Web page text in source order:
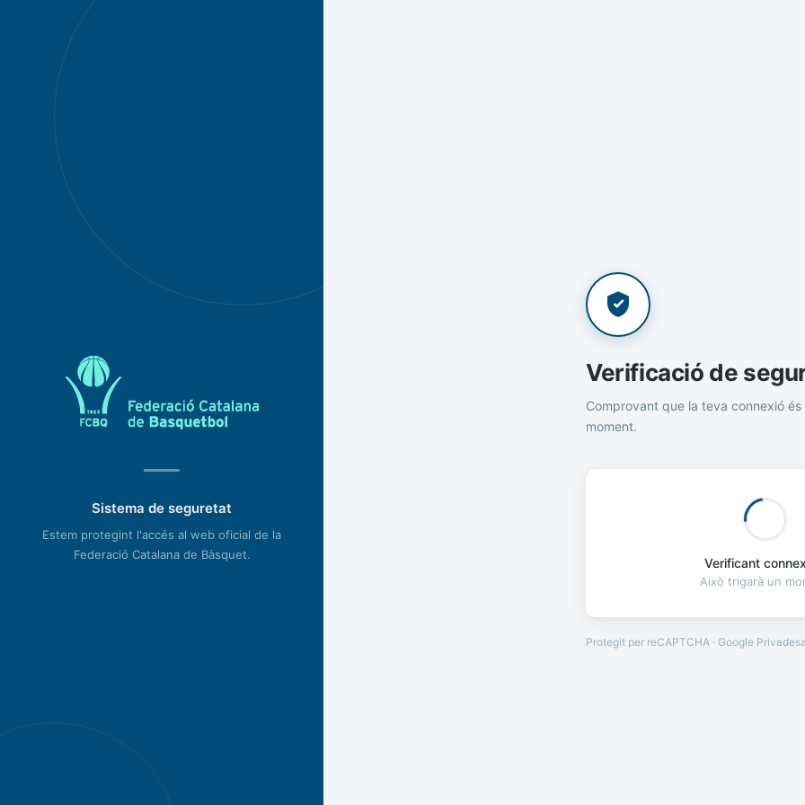
Sistema de seguretat
Estem protegint l'accés al web oficial de la
Federació Catalana de Bàsquet.
Verificació de
Comprovant que la teva connexió és
moment.
Verificant
Això trigarà un
Protegit per reCAPTCHA · Google Privadesa